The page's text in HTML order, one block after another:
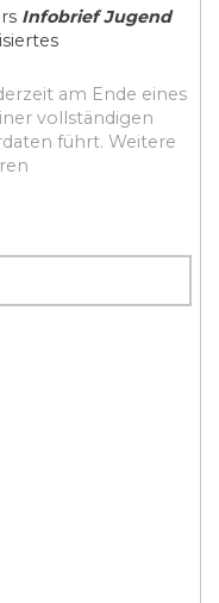
Infobrief Jugend
am Ende eines
vollständigen
Weitere